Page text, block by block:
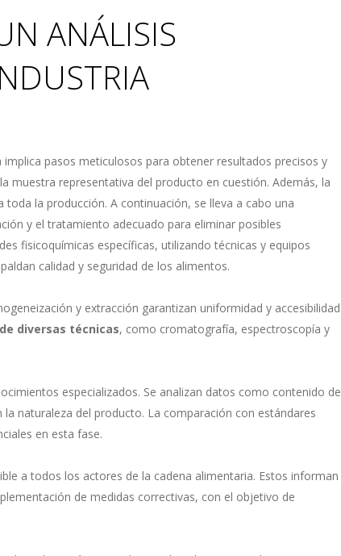
ANÁLISIS
pasos meticulosos para obtener resultados precisos y
muestra representativa del producto en cuestión. Además, la
la producción. A continuación, se lleva a cabo una
y el tratamiento adecuado para eliminar posibles
fisicoquímicas específicas, utilizando técnicas y equipos
calidad y seguridad de los alimentos.
y extracción garantizan uniformidad y accesibilidad
diversas técnicas, como cromatografía, espectroscopía y
especializados. Se analizan datos como contenido de
naturaleza del producto. La comparación con estándares
en esta fase.
a todos los actores de la cadena alimentaria. Estos informan
de medidas correctivas, con el objetivo de